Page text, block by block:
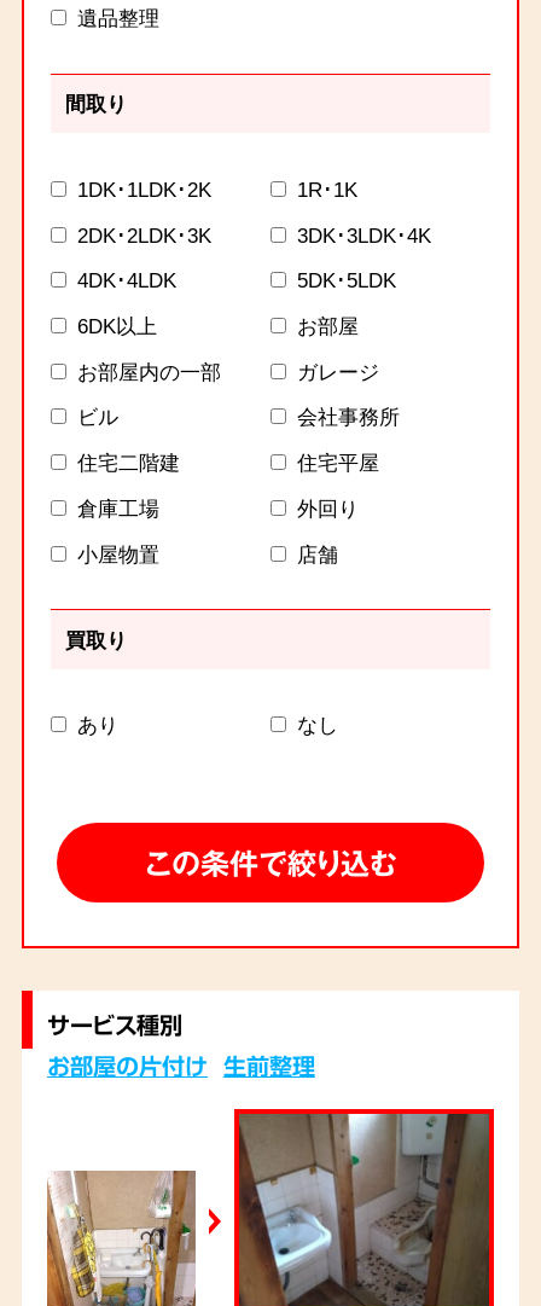
遺品整理
間取り
1DK･1LDK･2K
1R･1K
2DK･2LDK･3K
3DK･3LDK･4K
4DK･4LDK
5DK･5LDK
6DK以上
お部屋
お部屋内の一部
ガレージ
ビル
会社事務所
住宅二階建
住宅平屋
倉庫工場
外回り
小屋物置
店舗
買取り
あり なし
サービス種別
お部屋の片付け 生前整理